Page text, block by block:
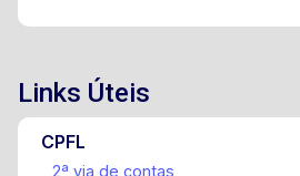
Links Úteis
CPFL
2ª via de contas